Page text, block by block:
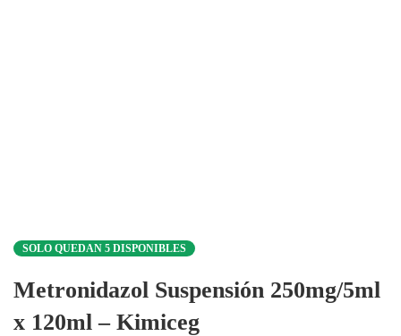
SOLO QUEDAN 5 DISPONIBLES
Metronidazol Suspensión 250mg/5ml
x 120ml – Kimiceg